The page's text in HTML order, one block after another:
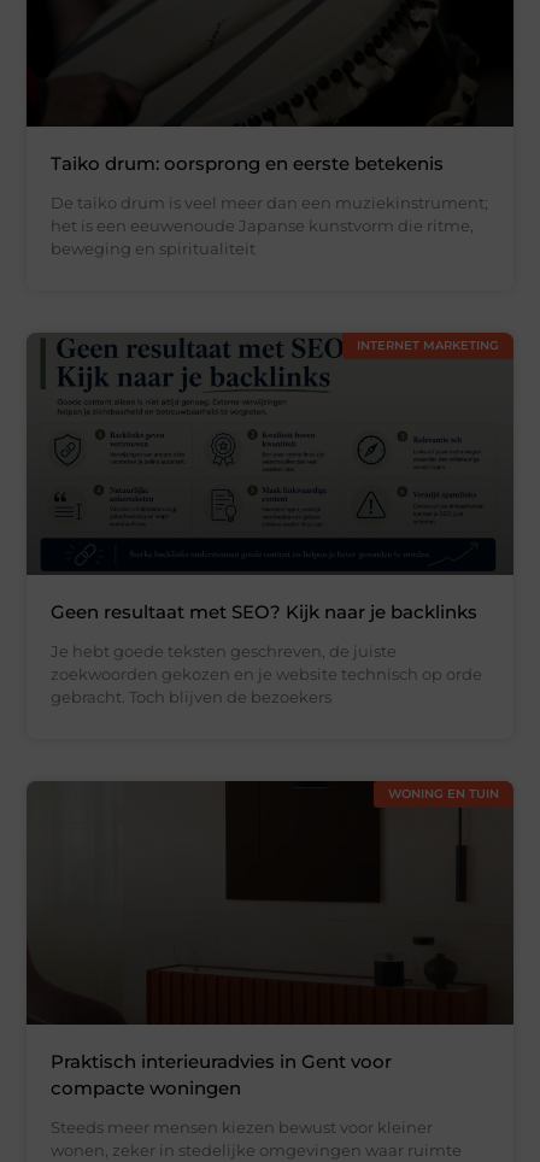
Taiko drum: oorsprong en eerste betekenis
De taiko drum is veel meer dan een muziekinstrument;
het is een eeuwenoude Japanse kunstvorm die ritme,
beweging en spiritualiteit
INTERNET MARKETING
Geen resultaat met SEO? Kijk naar je backlinks
Je hebt goede teksten geschreven, de juiste
zoekwoorden gekozen en je website technisch op orde
gebracht. Toch blijven de bezoekers
WONING EN TUIN
Praktisch interieuradvies in Gent voor
compacte woningen
Steeds meer mensen kiezen bewust voor kleiner
wonen, zeker in stedelijke omgevingen waar ruimte